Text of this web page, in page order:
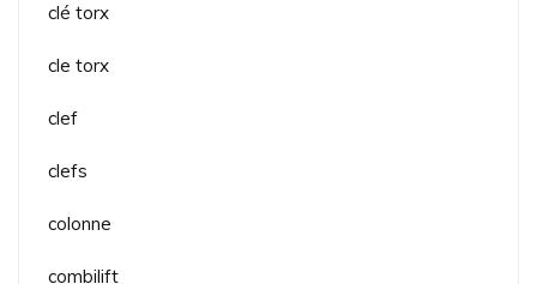
clé torx
cle torx
clef
clefs
colonne
combilift